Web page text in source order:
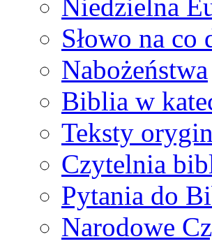
Niedzielna
Słowo na co
Nabożeństwa
Biblia w
Teksty
Czytelnia
Pytania do
Narodowe